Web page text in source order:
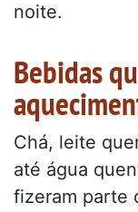
noite.
Bebidas
Chá, leite
até água
fizeram parte